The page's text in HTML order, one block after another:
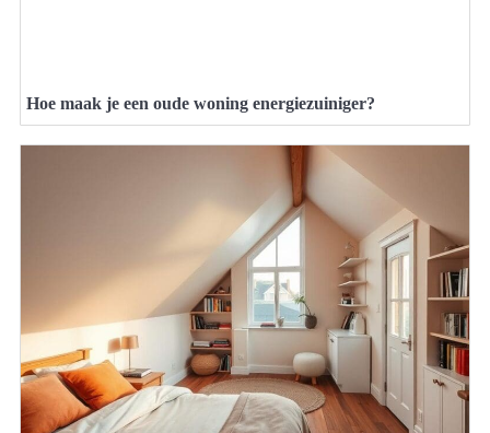
Hoe maak je een oude woning energiezuiniger?